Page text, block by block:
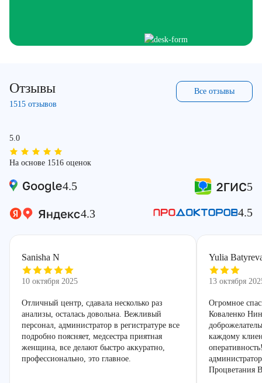
Отзывы
1515 отзывов
Все отзывы
5.0
На основе 1516 оценок
4.5 5
4.3 4.5
Sanisha N
10 октября 2025
Отличный центр, сдавала несколько раз
анализы, осталась довольна. Вежливый
персонал, администратор в регистратуре все
подробно поясняет, медсестра приятная
женщина, все делают быстро аккуратно,
профессионально, это главное.
Yulia
13 октября
Огромное
Коваленко
каждому